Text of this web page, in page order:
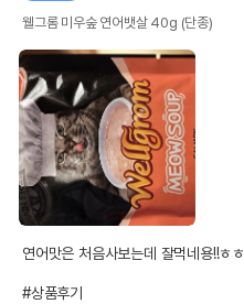
웰그롬 미우숲 연어뱃살 40g (단종)
연어맛은 처음사보는데 잘먹네용!!ㅎㅎ
#상품후기